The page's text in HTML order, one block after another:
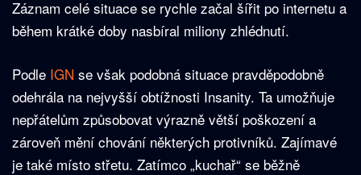
Záznam celé situace se rychle začal šířit po internetu a
během krátké doby nasbíral miliony zhlédnutí.
Podle IGN se však podobná situace pravděpodobně
odehrála na nejvyšší obtížnosti Insanity. Ta umožňuje
nepřátelům způsobovat výrazně větší poškození a
zároveň mění chování některých protivníků. Zajímavé
je také místo střetu. Zatímco „kuchař“ se běžně